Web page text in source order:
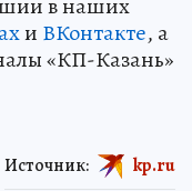
и ВКонтакте, а
«КП-Казань»
Источник: kp.ru